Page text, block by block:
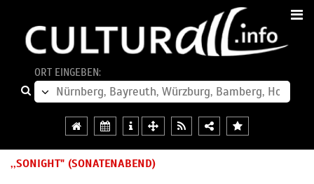
ORT EINGEBEN:
,,SONIGHT" (SONATENABEND)